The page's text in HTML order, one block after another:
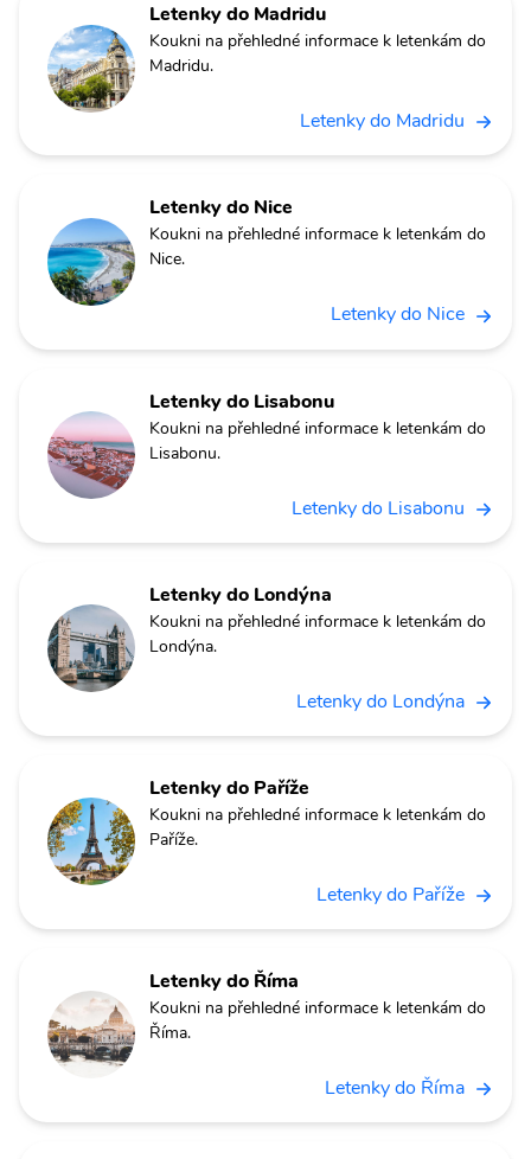
Letenky do Madridu
Koukni na přehledné informace k letenkám do
Madridu.
Letenky do Madridu
Letenky do Nice
Koukni na přehledné informace k letenkám do
Nice.
Letenky do Nice
Letenky do Lisabonu
Koukni na přehledné informace k letenkám do
Lisabonu.
Letenky do Lisabonu
Letenky do Londýna
Koukni na přehledné informace k letenkám do
Londýna.
Letenky do Londýna
Letenky do Paříže
Koukni na přehledné informace k letenkám do
Paříže.
Letenky do Paříže
Letenky do Říma
Koukni na přehledné informace k letenkám do
Říma.
Letenky do Říma